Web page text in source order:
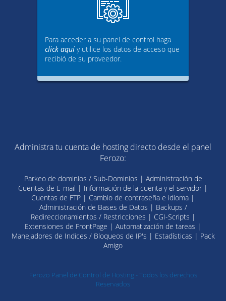
Para acceder a su panel de control haga
click aquíy utilice los datos de acceso que
recibió de su proveedor.
Administra tu cuenta de hosting directo desde el panel
Ferozo:
Parkeo de dominios / Sub-Dominios | Administración de
Cuentas de E-mail | Información de la cuenta y el servidor |
Cuentas de FTP | Cambio de contraseña e idioma |
Administración de Bases de Datos | Backups /
Redireccionamientos / Restricciones | CGI-Scripts |
Extensiones de FrontPage | Automatización de tareas |
Manejadores de Indices / Bloqueos de IP's | Estadísticas | Pack
Amigo
Ferozo Panel de Control de Hosting - Todos los derechos
Reservados